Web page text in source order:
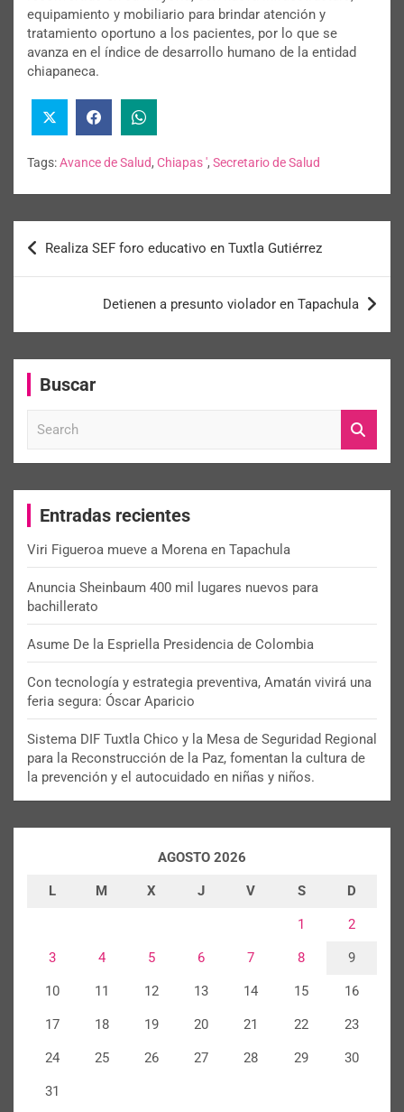
equipamiento y mobiliario para brindar atención y
tratamiento oportuno a los pacientes, por lo que se
avanza en el índice de desarrollo humano de la entidad
chiapaneca.
Tags:Avance de Salud, Chiapas ', Secretario de Salud
Realiza SEF foro educativo en Tuxtla Gutiérrez
Detienen a presunto violador en Tapachula
Buscar
c
Entradas recientes
Viri Figueroa mueve a Morena en Tapachula
Anuncia Sheinbaum 400 mil lugares nuevos para
bachillerato
Asume De la Espriella Presidencia de Colombia
Con tecnología y estrategia preventiva, Amatán vivirá una
feria segura: Óscar Aparicio
Sistema DIF Tuxtla Chico y la Mesa de Seguridad Regional
para la Reconstrucción de la Paz, fomentan la cultura de
la prevención y el autocuidado en niñas y niños.
AGOSTO 2026
L M X J V S D
1 2
3 4 5 6 7 8 9
10 11 12 13 14 15 16
17 18 19 20 21 22 23
24 25 26 27 28 29 30
31